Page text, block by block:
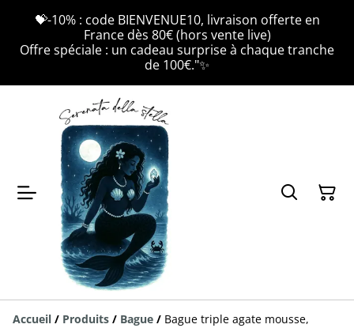
💝-10% : code BIENVENUE10, livraison offerte en
France dès 80€ (hors vente live)
Offre spéciale : un cadeau surprise à chaque tranche
de 100€."✨
Accueil / Produits / Bague / Bague triple agate mousse,